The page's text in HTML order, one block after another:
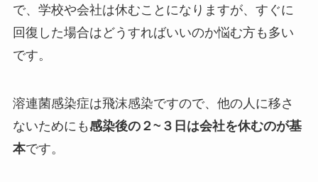
で、学校や会社は休むことになりますが、すぐに
回復した場合はどうすればいいのか悩む方も多い
です。
溶連菌感染症は飛沫感染ですので、他の人に移さ
ないためにも感染後の２~３日は会社を休むのが基
本です。